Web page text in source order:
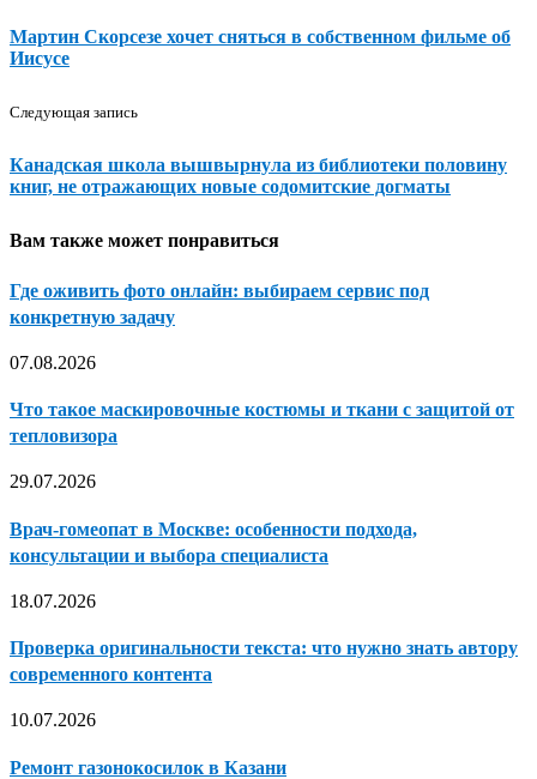
Мартин Скорсезе хочет сняться в собственном фильме об
Иисусе
Следующая запись
Канадская школа вышвырнула из библиотеки половину
книг, не отражающих новые содомитские догматы
Вам также может понравиться
Где оживить фото онлайн: выбираем сервис под
конкретную задачу
07.08.2026
Что такое маскировочные костюмы и ткани с защитой от
тепловизора
29.07.2026
Врач-гомеопат в Москве: особенности подхода,
консультации и выбора специалиста
18.07.2026
Проверка оригинальности текста: что нужно знать автору
современного контента
10.07.2026
Ремонт газонокосилок в Казани